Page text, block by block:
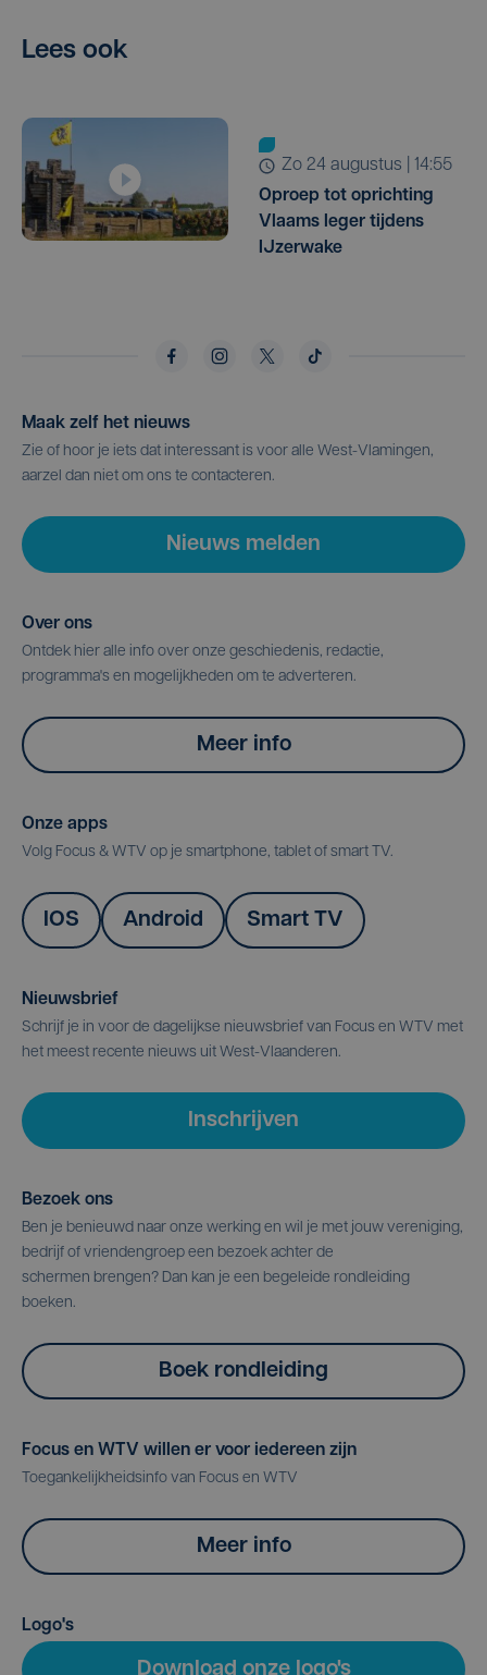
Lees ook
zo 24 augustus | 14:55
Oproep tot oprichting
Vlaams leger tijdens
IJzerwake
Maak zelf het nieuws
Zie of hoor je iets dat interessant is voor alle West-Vlamingen,
aarzel dan niet om ons te contacteren.
Nieuws melden
Over ons
Ontdek hier alle info over onze geschiedenis, redactie,
programma's en mogelijkheden om te adverteren.
Meer info
Onze apps
Volg Focus & WTV op je smartphone, tablet of smart TV.
IOS Android Smart TV
Nieuwsbrief
Schrijf je in voor de dagelijkse nieuwsbrief van Focus en WTV met
het meest recente nieuws uit West-Vlaanderen.
Inschrijven
Bezoek ons
Ben je benieuwd naar onze werking en wil je met jouw vereniging,
bedrijf of vriendengroep een bezoek achter de
schermen brengen? Dan kan je een begeleide rondleiding
boeken.
Boek rondleiding
Focus en WTV willen er voor iedereen zijn
Toegankelijkheidsinfo van Focus en WTV
Meer info
Logo's
Download onze logo's